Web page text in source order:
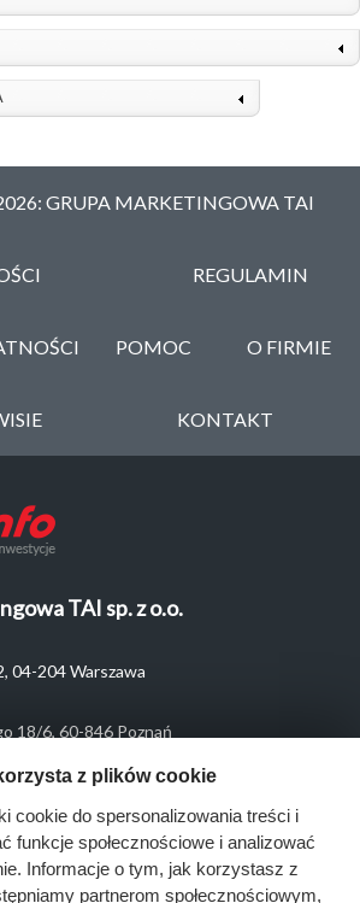
GRUPA MARKETINGOWA TAI
REGULAMIN
POMOC O FIRMIE
KONTAKT
TAI sp. z o.o.
04-204 Warszawa
18/6, 60-846 Poznań
z plików cookie
cookie do spersonalizowania treści i
funkcje społecznościowe i analizować
Informacje o tym, jak korzystasz z
partnerom społecznościowym,